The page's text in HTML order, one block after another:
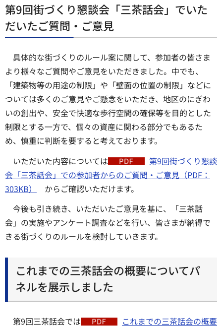
第9回街づくり懇談会「三茶話会」でいた
だいたご質問・ご意見
具体的な街づくりのルール案に関して、参加者の皆さま
より様々なご質問やご意見をいただきました。中でも、
「建築物等の用途の制限」や「壁面の位置の制限」などに
ついては多くのご意見やご懸念をいただき、地区のにぎわ
いの創出や、安全で快適な歩行空間の確保等を目的とした
制限とする一方で、個々の資産に関わる部分でもあるた
め、慎重に判断を要すると考えております。
いただいた内容については
第9回街づくり懇談
会「三茶話会」での参加者からのご質問・ご意見（PDF：
303KB）
からご確認いただけます。
今後も引き続き、いただいたご意見を基に、「三茶話
会」の実施やアンケート調査などを行い、皆さまが納得で
きる街づくりのルールを検討していきます。
これまでの三茶話会の概要についてパ
ネルを展示しました
第9回三茶話会では
これまでの三茶話会の概要